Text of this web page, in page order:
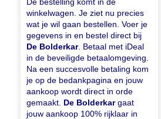
winkelwagen. Je ziet nu precies
wat je wil gaan bestellen. Voer je
gegevens in en bestel direct bij
De Bolderkar. Betaal met iDeal
in de beveiligde betaalomgeving.
Na een succesvolle betaling kom
je op de bedankpagina en jouw
aankoop wordt direct in orde
gemaakt. De Bolderkargaat
jouw aankoop 100% rijklaar in